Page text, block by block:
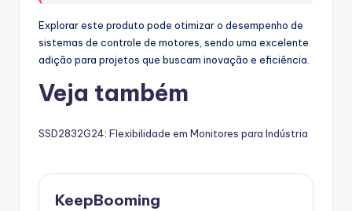
Explorar este produto pode otimizar o desempenho de
sistemas de controle de motores, sendo uma excelente
adição para projetos que buscam inovação e eficiência.
Veja também
SSD2832G24: Flexibilidade em Monitores para Indústria
KeepBooming